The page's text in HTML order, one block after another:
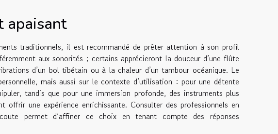
apaisant
traditionnels, il est recommandé de prêter attention à son profil
aux sonorités ; certains apprécieront la douceur d’une flûte
d’un bol tibétain ou à la chaleur d’un tambour océanique. Le
mais aussi sur le contexte d’utilisation : pour une détente
tandis que pour une immersion profonde, des instruments plus
une expérience enrichissante. Consulter des professionnels en
permet d’affiner ce choix en tenant compte des réponses